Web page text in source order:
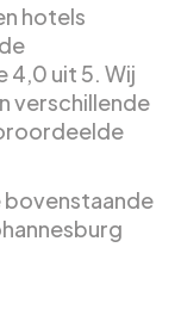
hotels
4,0 uit 5. Wij
verschillende
bovenstaande